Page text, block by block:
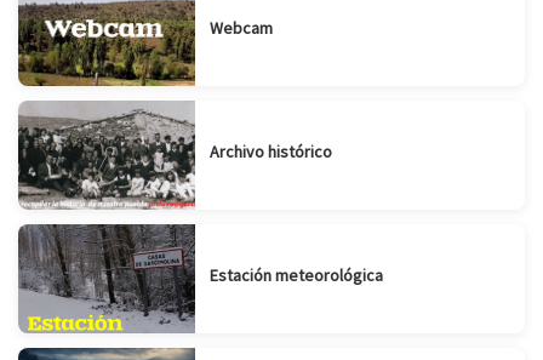
Webcam
Archivo histórico
Estación meteorológica